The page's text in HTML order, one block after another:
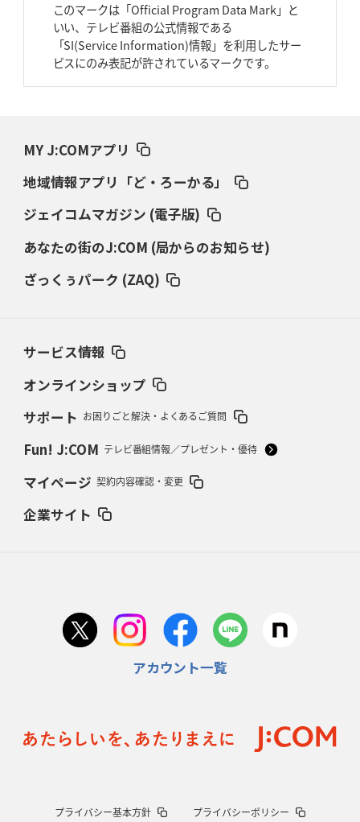
2026年3月26日(木)更新
AZ-COM丸和、リーグワンへ参入決定 「フィールド丸ごと計測機器」の
ダイナボアーズ、“逆輸入SO”三宅駿
「ニュージーランドのフレア（閃
2026年3月5日(木)更新
2026年2月19日(木)更新
37年女子W杯招致への課題と期待
2026年2月12日(木)更新
2026年2月5日(木)更新
占い方
首位スピアーズ、充実の攻撃力 「湧き出る」パスでトライ量産
2026年1月8日(木)更新
ルディケ「15番はゲームドライバ
2025年12月25日(木)更新
このマークは「Official Program Data Mark」と
いい、テレビ番組の公式情報である
「SI(Service Information)情報」を利用したサー
ビスにのみ表記が許されているマークです。
MY J:COMアプリ
地域情報アプリ「ど・ろーかる」
ジェイコムマガジン (電子版)
あなたの街のJ:COM (局からのお知らせ)
ざっくぅパーク (ZAQ)
サービス情報
オンラインショップ
サポート お困りごと解決・よくあるご質問
Fun! J:COM テレビ番組情報／プレゼント・優待
マイページ 契約内容確認・変更
企業サイト
アカウント一覧
プライバシー基本方針 プライバシーポリシー